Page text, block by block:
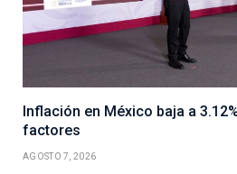
Inflación en México baja a
factores
AGOSTO 7, 2026